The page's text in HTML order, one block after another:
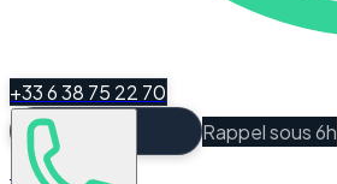
+33 6 38 75 22 70
Rappel sous 6h
Espace Client